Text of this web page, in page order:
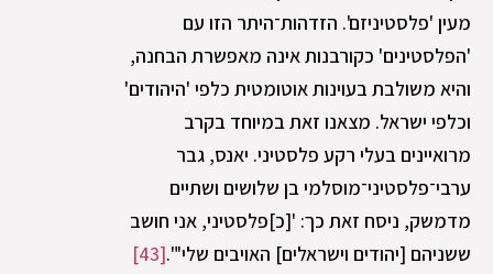
מעין 'פלסטיניזם'. הזדהות־היתר הזו עם
'הפלסטינים' כקורבנות אינה מאפשרת הבחנה,
והיא משולבת בעוינות אוטומטית כלפי 'היהודים'
וכלפי ישראל. מצאנו זאת במיוחד בקרב
מרואיינים בעלי רקע פלסטיני. יאנס, גבר
ערבי־פלסטיני־מוסלמי בן שלושים ושתיים
מדמשק, ניסח זאת כך: '[כ]פלסטיני, אני חושב
ששניהם [יהודים וישראלים] האויבים שלי'".[43]